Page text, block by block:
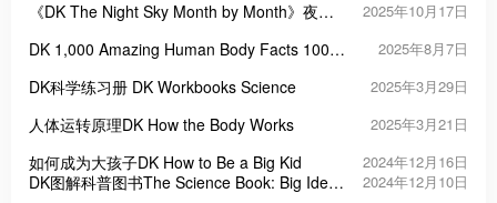
《DK The Night Sky Month by Month》夜空
2025年10月17日
DK 1,000 Amazing Human Body Facts 1000
2025年8月7日
DK科学练习册 DK Workbooks Science 2025年3月29日
人体运转原理DK How the Body Works 2025年3月21日
如何成为大孩子DK How to Be a Big Kid 2024年12月16日
DK图解科普图书The Science Book: Big Ideas
2024年12月10日